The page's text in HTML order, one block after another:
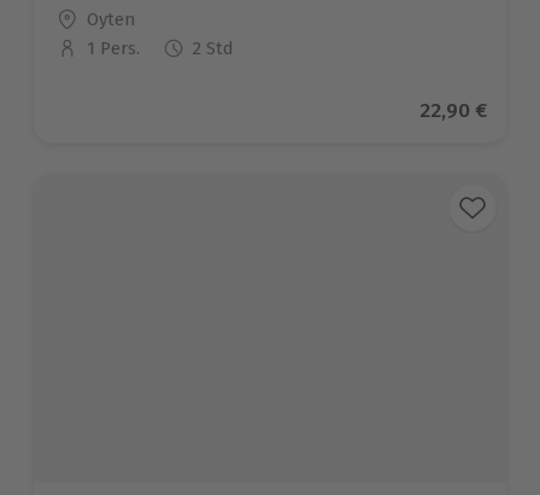
Standort
Oyten
Anzahl der Teilnehmer
1 Pers. 2 Std
Aktueller
22,90 €